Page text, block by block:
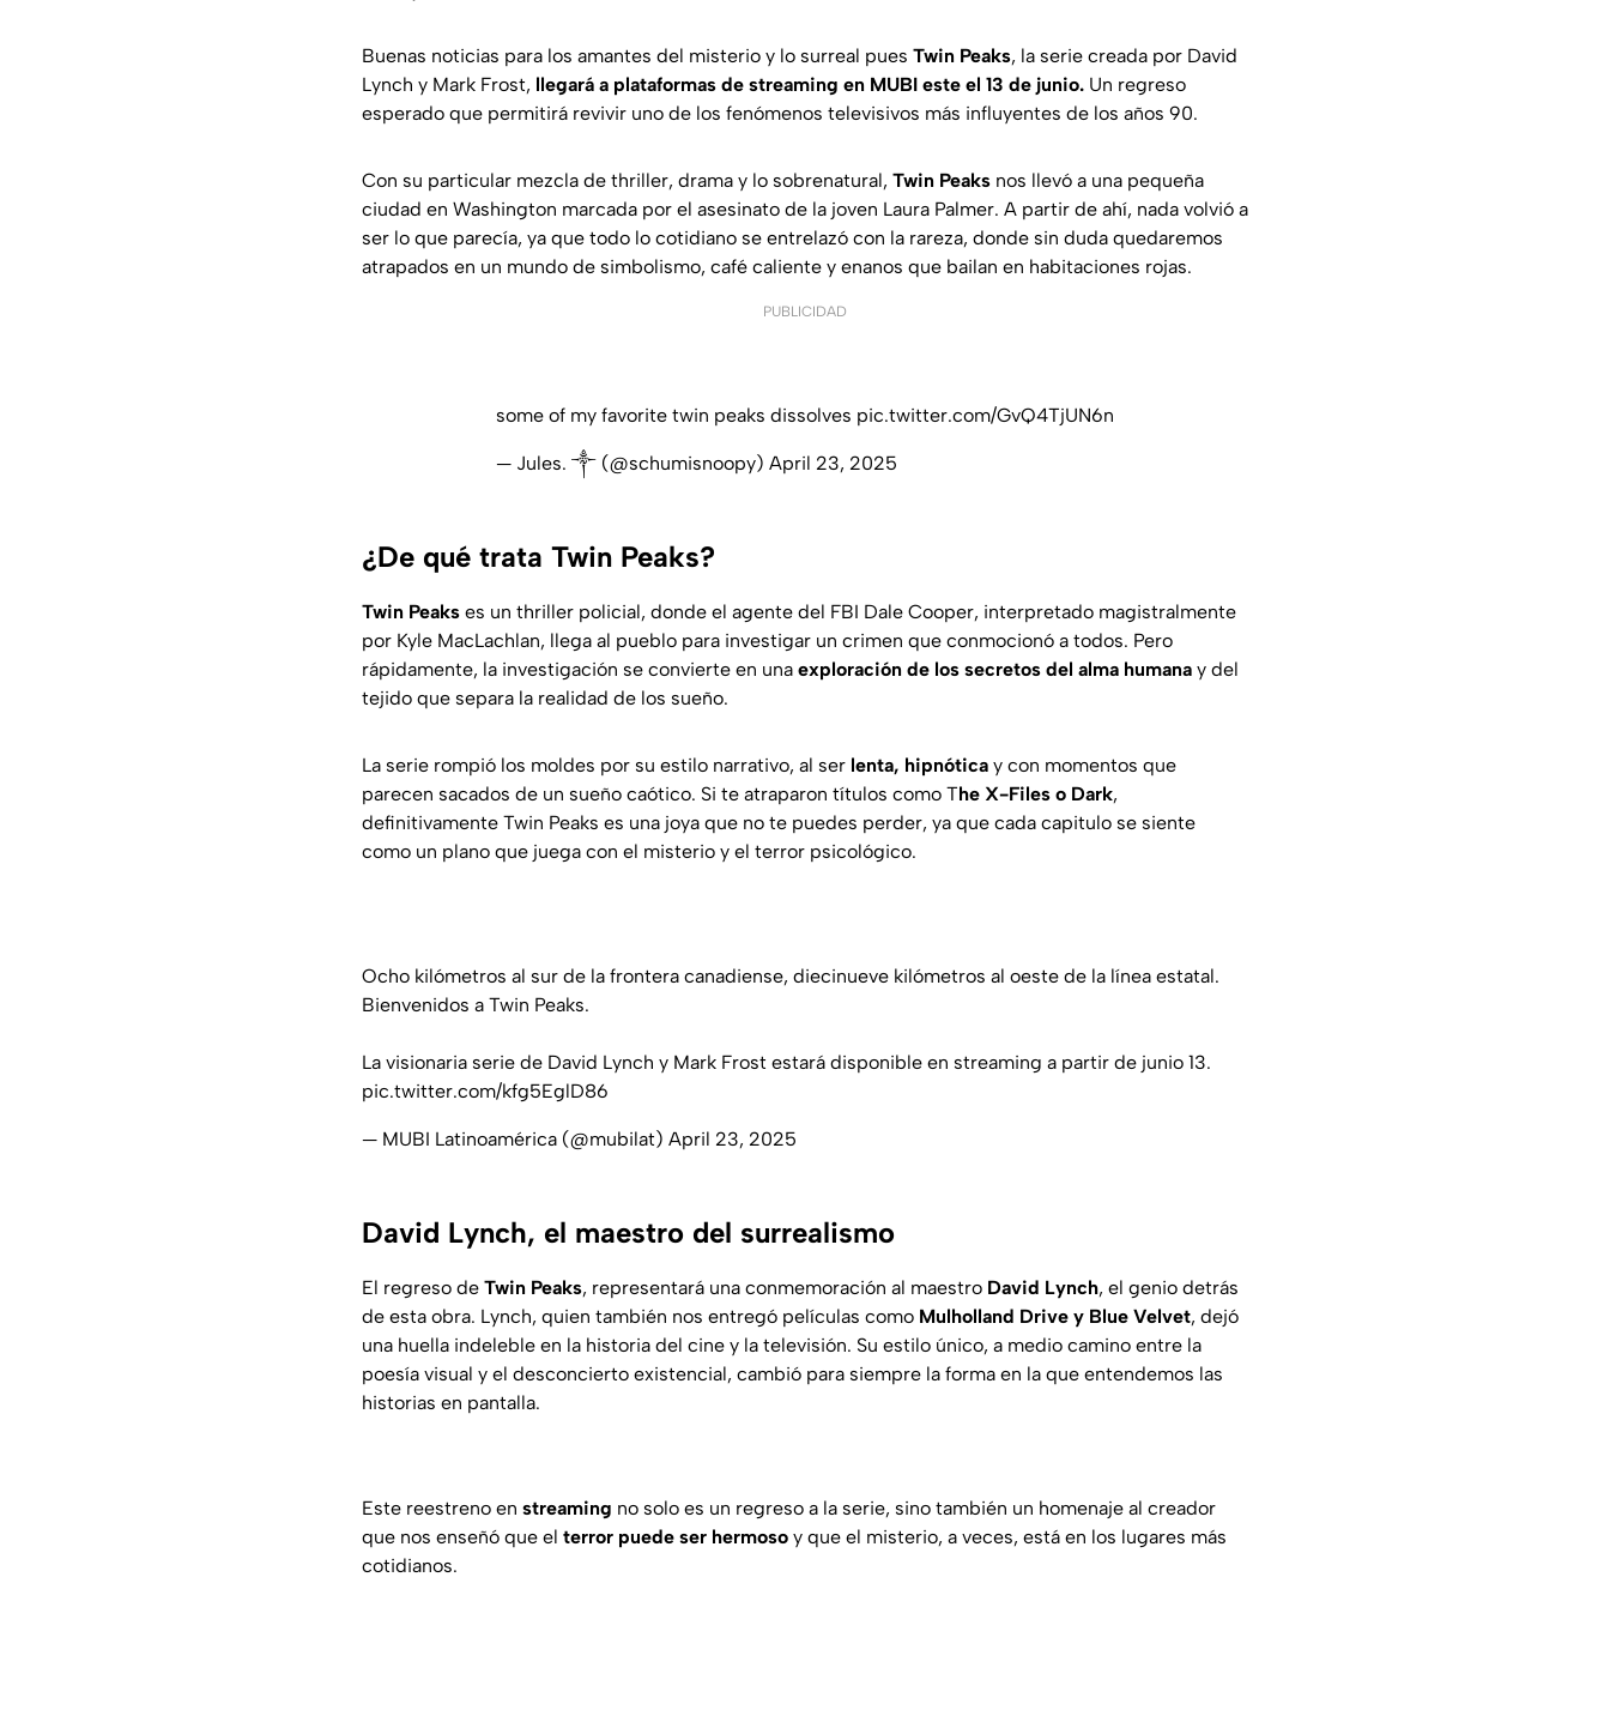
Buenas noticias para los amantes del misterio y lo surreal pues Twin Peaks, la serie creada por David
Lynch y Mark Frost, llegará a plataformas de streaming en MUBI este el 13 de junio. Un regreso
esperado que permitirá revivir uno de los fenómenos televisivos más influyentes de los años 90.
Con su particular mezcla de thriller, drama y lo sobrenatural, Twin Peaks nos llevó a una pequeña
ciudad en Washington marcada por el asesinato de la joven Laura Palmer. A partir de ahí, nada volvió a
ser lo que parecía, ya que todo lo cotidiano se entrelazó con la rareza, donde sin duda quedaremos
atrapados en un mundo de simbolismo, café caliente y enanos que bailan en habitaciones rojas.
PUBLICIDAD
some of my favorite twin peaks dissolves pic.twitter.com/GvQ4TjUN6n
— Jules. ༒ (@schumisnoopy) April 23, 2025
¿De qué trata Twin Peaks?
Twin Peaks es un thriller policial, donde el agente del FBI Dale Cooper, interpretado magistralmente
por Kyle MacLachlan, llega al pueblo para investigar un crimen que conmocionó a todos. Pero
rápidamente, la investigación se convierte en una exploración de los secretos del alma humana y del
tejido que separa la realidad de los sueño.
La serie rompió los moldes por su estilo narrativo, al ser lenta, hipnótica y con momentos que
parecen sacados de un sueño caótico. Si te atraparon títulos como The X-Files o Dark,
definitivamente Twin Peaks es una joya que no te puedes perder, ya que cada capitulo se siente
como un plano que juega con el misterio y el terror psicológico.
Ocho kilómetros al sur de la frontera canadiense, diecinueve kilómetros al oeste de la línea estatal.
Bienvenidos a Twin Peaks.
La visionaria serie de David Lynch y Mark Frost estará disponible en streaming a partir de junio 13.
pic.twitter.com/kfg5EglD86
— MUBI Latinoamérica (@mubilat) April 23, 2025
David Lynch, el maestro del surrealismo
El regreso de Twin Peaks, representará una conmemoración al maestro David Lynch, el genio detrás
de esta obra. Lynch, quien también nos entregó películas como Mulholland Drive y Blue Velvet, dejó
una huella indeleble en la historia del cine y la televisión. Su estilo único, a medio camino entre la
poesía visual y el desconcierto existencial, cambió para siempre la forma en la que entendemos las
historias en pantalla.
Este reestreno en streaming no solo es un regreso a la serie, sino también un homenaje al creador
que nos enseñó que el terror puede ser hermoso y que el misterio, a veces, está en los lugares más
cotidianos.